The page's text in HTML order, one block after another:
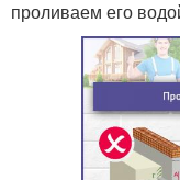
проливаем его